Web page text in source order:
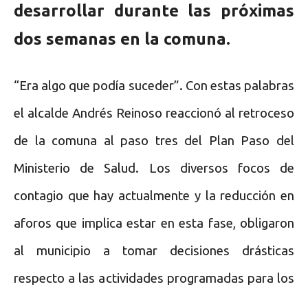
desarrollar durante las próximas
dos semanas en la comuna.
“Era algo que podía suceder”. Con estas palabras
el alcalde Andrés Reinoso reaccionó al retroceso
de la comuna al paso tres del Plan Paso del
Ministerio de Salud. Los diversos focos de
contagio que hay actualmente y la reducción en
aforos que implica estar en esta fase, obligaron
al municipio a tomar decisiones drásticas
respecto a las actividades programadas para los